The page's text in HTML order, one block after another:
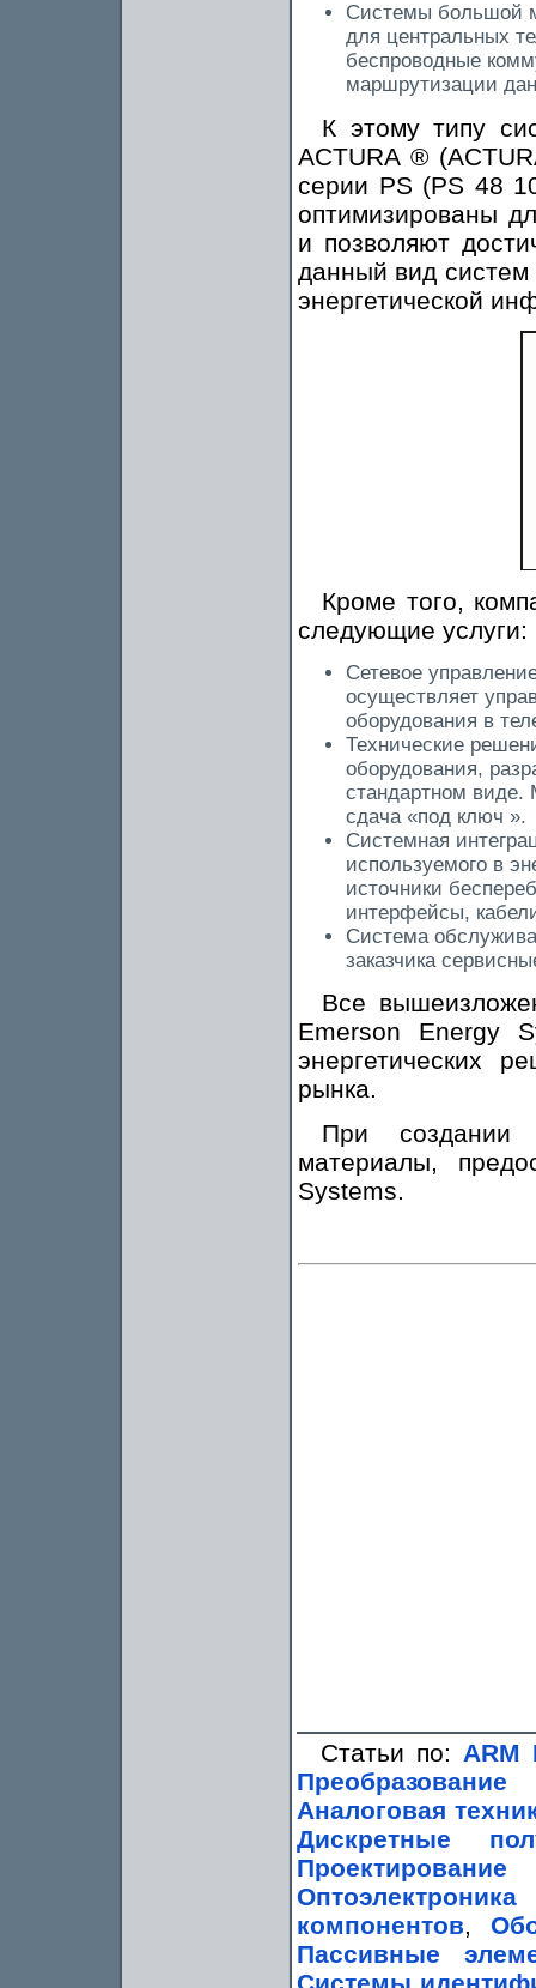
Системы большой
для центральных
беспроводные
маршрутизации
К этому типу
ACTURA ®
серии PS (PS 48
оптимизированы
и позволяют
данный вид систем
энергетической
Кроме того,
следующие услуги:
Сетевое
осуществляет
оборудования в
Технические
оборудования,
стандартном
сдача «под ключ ».
Системная
используемого в
источники
интерфейсы,
Система
заказчика
Все
Emerson Energy
энергетических
рынка.
При создании
материалы,
Systems.
Статьи по: ARM
Аналоговая
Дискретные
компонентов,
Пассивные